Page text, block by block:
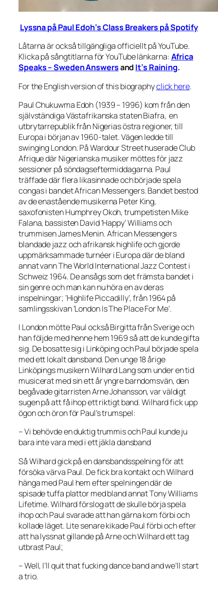
Lyssna på Paul Edoh’s Class Breakers på Spotify
Låtarna är också tillgängliga officiellt på YouTube.
Klicka på sångtitlarna för YouTube länkarna: Africa
Speaks – Sweden Answersand It’s Raining.
For the English version of this biographyclick here.
Paul Chukuwma Edoh (1939 – 1996) kom från den
självständiga Västafrikanska staten Biafra, en
utbrytarrepublik från Nigerias östra regioner, till
Europa i början av 1960-talet. Vägen ledde till
swinging London. På Wardour Street huserade Club
Afrique där Nigerianska musiker möttes för jazz
sessioner på söndagseftermiddagarna. Paul
träffade där flera likasinnade och började spela
congas i bandet African Messengers. Bandet bestod
av de enastående musikerna Peter King,
saxofonisten Humphrey Okoh, trumpetisten Mike
Falana, bassisten David ’Happy’ Williams och
trummisen James Menin. African Messengers
blandade jazz och afrikansk highlife och gjorde
uppmärksammade turnéer i Europa där de bland
annat vann The World International Jazz Contest i
Schweiz 1964. De ansågs som det främsta bandet i
sin genre och man kan nu höra en av deras
inspelningar; ’Highlife Piccadilly’, från 1964 på
samlingsskivan ’London Is The Place For Me’.
I London mötte Paul också Birgitta från Sverige och
han följde med henne hem 1969 så att de kunde gifta
sig. De bosatte sig i Linköping och Paul började spela
med ett lokalt dansband. Den unge 18 årige
Linköpings musikern Wilhard Lang som under en tid
musicerat med sin ett år yngre barndomsvän, den
begåvade gitarristen Arne Johansson, var väldigt
sugen på att få ihop ett riktigt band. Wilhard fick upp
ögon och öron för Paul’s trumspel:
– Vi behövde en duktig trummis och Paul kunde ju
bara inte vara med i ett jäkla dansband
Så Wilhard gick på en dansbandsspelning för att
försöka värva Paul. De fick bra kontakt och Wilhard
hänga med Paul hem efter spelningen där de
spisade tuffa plattor med bland annat Tony Williams
Lifetime. Wilhard förslog att de skulle börja spela
ihop och Paul svarade att han gärna kom förbi och
kollade läget. Lite senare kikade Paul förbi och efter
att ha lyssnat gillande på Arne och Wilhard ett tag
utbrast Paul;
– Well, I’ll quit that fucking dance band and we’ll start
a trio.